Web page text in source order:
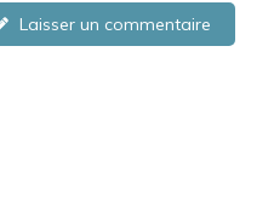
Laisser un commentaire